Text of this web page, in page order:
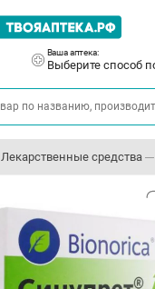
Ваша аптека:
Выберите способ
Лекарственные средства